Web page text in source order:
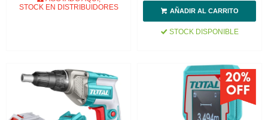
STOCK EN DISTRIBUIDORES
STOCK DISPONIBLE